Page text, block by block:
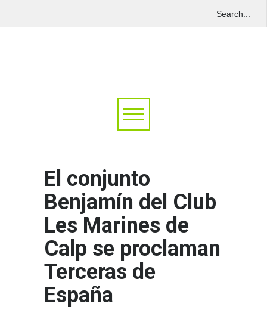
El conjunto
Benjamín del Club
Les Marines de
Calp se proclaman
Terceras de
España